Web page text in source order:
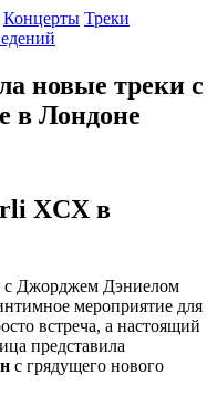
Концерты Треки
новые треки с
в Лондоне
XCX в
с Джорджем Дэниелом
мероприятие для
встреча, а настоящий
представила
с грядущего нового